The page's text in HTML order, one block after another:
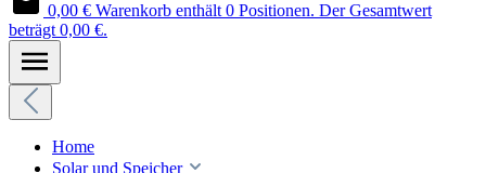
0,00 € Warenkorb enthält 0 Positionen. Der Gesamtwert
beträgt 0,00 €.
Home
Solar und Speicher